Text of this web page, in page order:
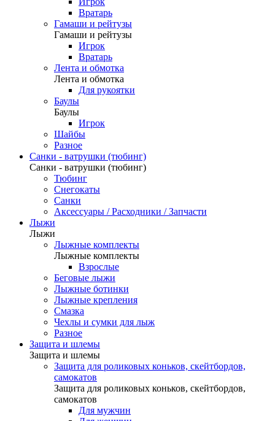
Вратарь
Гамаши и рейтузы
Гамаши и рейтузы
Игрок
Вратарь
Лента и обмотка
Лента и обмотка
Для рукоятки
Баулы
Баулы
Игрок
Шайбы
Разное
Санки - ватрушки (тюбинг)
Санки - ватрушки (тюбинг)
Тюбинг
Снегокаты
Санки
Аксессуары / Расходники / Запчасти
Лыжи
Лыжи
Лыжные комплекты
Лыжные комплекты
Взрослые
Беговые лыжи
Лыжные ботинки
Лыжные крепления
Смазка
Чехлы и сумки для лыж
Разное
Защита и шлемы
Защита и шлемы
Защита для роликовых коньков, скейтбордов,
самокатов
Защита для роликовых коньков, скейтбордов,
самокатов
Для мужчин